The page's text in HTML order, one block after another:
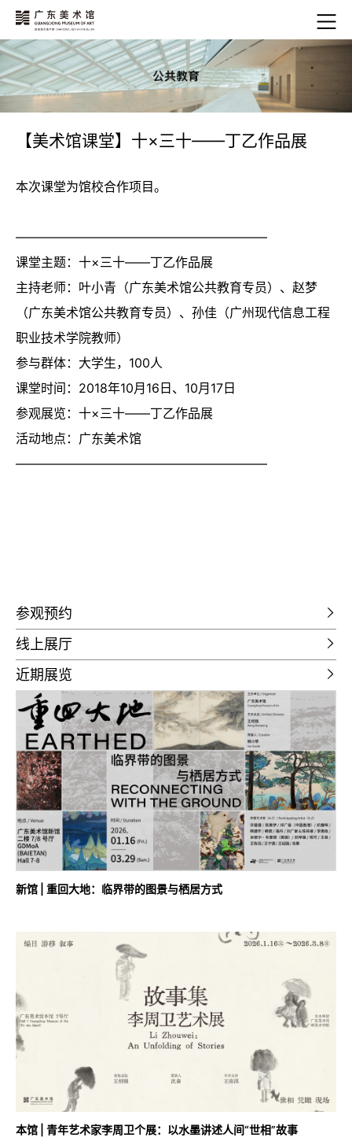
【美术馆课堂】十×三十——丁乙作品展
本次课堂为馆校合作项目。
————————————————————
课堂主题：十×三十——丁乙作品展
主持老师：叶小青（广东美术馆公共教育专员）、赵梦
（广东美术馆公共教育专员）、孙佳（广州现代信息工程
职业技术学院教师）
参与群体：大学生，100人
课堂时间： 2018年10月 16 日、10月17日
参观展览：十×三十——丁乙作品展
活动地点：广东美术馆
————————————————————
参观预约
线上展厅
近期展览
新馆 | 重回大地：临界带的图景与栖居方式
本馆 | 青年艺术家李周卫个展：以水墨讲述人间“世相”故事